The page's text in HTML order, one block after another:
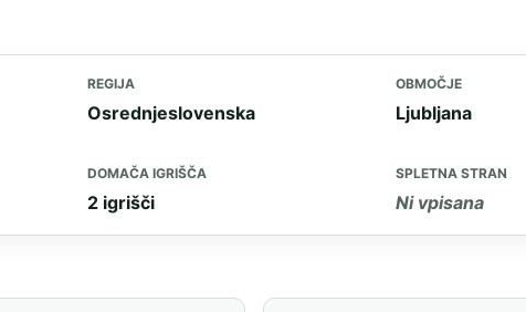
REGIJA
Osrednjeslovenska
OBMOČJE
Ljubljana
DOMAČA IGRIŠČA
2 igrišči
SPLETNA STRAN
Ni vpisana